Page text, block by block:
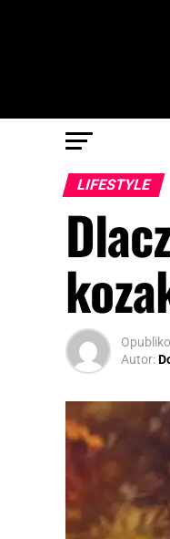
LIFESTYLE
Autor: